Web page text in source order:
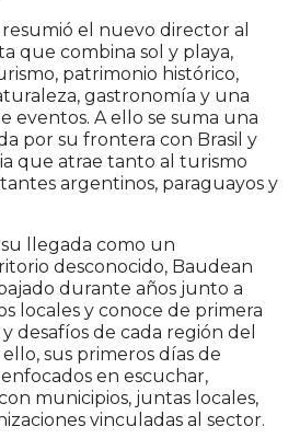
resumió el nuevo director al
que combina sol y playa,
patrimonio histórico,
gastronomía y una
eventos. A ello se suma una
por su frontera con Brasil y
que atrae tanto al turismo
argentinos, paraguayos y
llegada como un
desconocido, Baudean
durante años junto a
locales y conoce de primera
desafíos de cada región del
sus primeros días de
en escuchar,
municipios, juntas locales,
vinculadas al sector.